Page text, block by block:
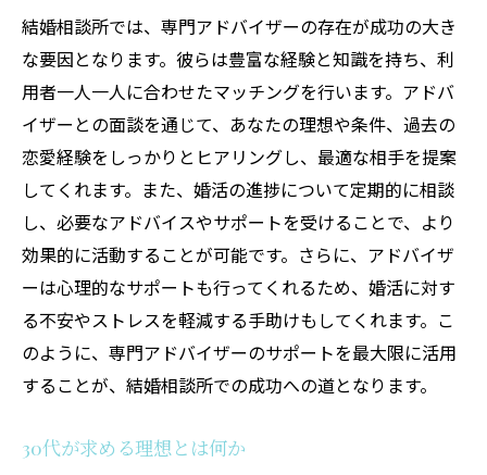
結婚相談所での新しい出会いがもたらす未来
新たな人生のスタートを切る
家族を築くための第一歩
未来の可能性を広げる出会い
結婚による生活の変化
パートナーと共に創る未来
新しい出会いがもたらす幸福
30代に最適な結婚相談所の選び方
選ぶ際に重視すべきポイント
口コミや評判を活用する
自分に合う相談所の見つけ方
サービス内容のチェックリスト
結婚相談所では、専門アドバイザーの存在が成功の大き
な要因となります。彼らは豊富な経験と知識を持ち、利
用者一人一人に合わせたマッチングを行います。アドバ
イザーとの面談を通じて、あなたの理想や条件、過去の
恋愛経験をしっかりとヒアリングし、最適な相手を提案
してくれます。また、婚活の進捗について定期的に相談
し、必要なアドバイスやサポートを受けることで、より
効果的に活動することが可能です。さらに、アドバイザ
ーは心理的なサポートも行ってくれるため、婚活に対す
る不安やストレスを軽減する手助けもしてくれます。こ
のように、専門アドバイザーのサポートを最大限に活用
することが、結婚相談所での成功への道となります。
30代が求める理想とは何か